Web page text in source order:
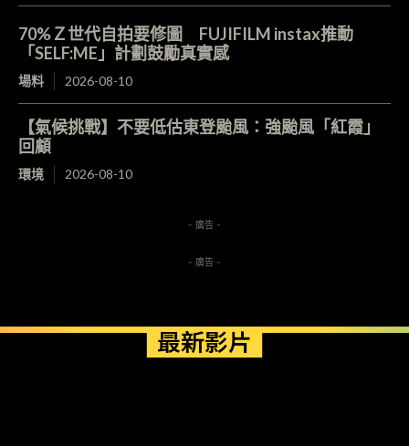
70%Ｚ世代自拍要修圖 FUJIFILM instax推動
「SELF:ME」計劃鼓勵真實感
場料 2026-08-10
【氣候挑戰】不要低估東登颱風：強颱風「紅霞」
回顧
環境 2026-08-10
- 廣告 -
- 廣告 -
最新影片